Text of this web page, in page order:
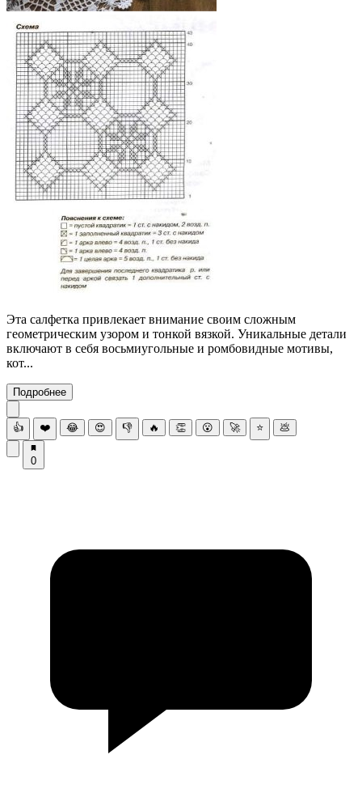
Эта салфетка привлекает внимание своим сложным
геометрическим узором и тонкой вязкой. Уникальные детали
включают в себя восьмиугольные и ромбовидные мотивы,
кот...
Подробнее
👍 ❤️ 😂 😍 👎 🔥 👏 😮 🚀 ⭐ 💩
0